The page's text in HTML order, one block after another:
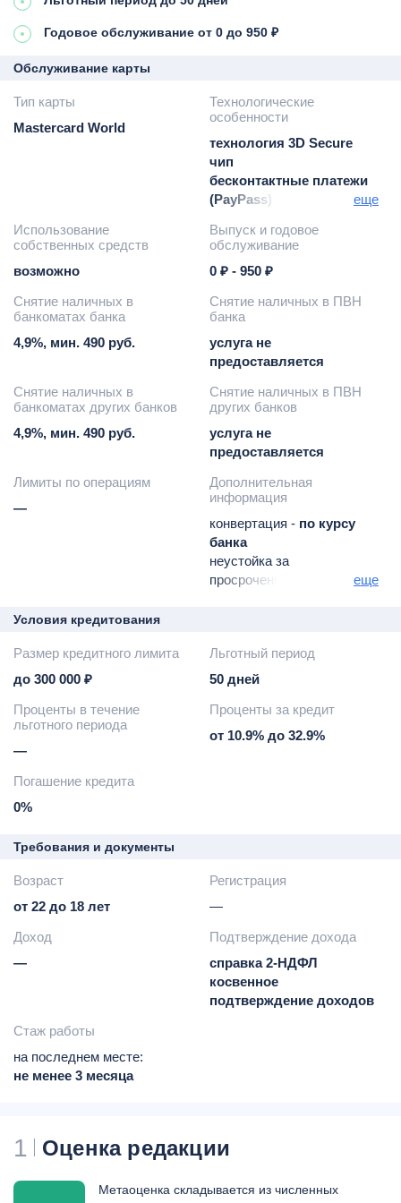
Годовое обслуживание от 0 до 950 ₽
Обслуживание карты
Тип карты
Mastercard World
Технологические
особенности
технология 3D Secure
чип
бесконтактные платежи
(PayPass)
проезда (БОП)
Apple Pay
оплата проезда в метро
и наземного городского
транспорта г. Москвы
еще
Использование
собственных средств
возможно
Выпуск и годовое
обслуживание
0 ₽ - 950 ₽
Снятие наличных в
банкоматах банка
4,9%, мин. 490 руб.
Снятие наличных в ПВН
банка
услуга не
предоставляется
Снятие наличных в
банкоматах других банков
4,9%, мин. 490 руб.
Снятие наличных в ПВН
других банков
услуга не
предоставляется
Лимиты по операциям
—
Дополнительная
информация
конвертация - по курсу
банка
неустойка за
просроченную
задолженности
транспортное приложение
руб. в месяц
СМС-информирование
еще
Условия кредитования
Размер кредитного лимита
до 300 000 ₽
Льготный период
50 дней
Проценты в течение
льготного периода
—
Проценты за кредит
от 10.9% до 32.9%
Погашение кредита
0%
Требования и документы
Возраст
от 22 до 18 лет
Регистрация
—
Доход
—
Подтверждение дохода
справка 2-НДФЛ
косвенное
подтверждение доходов
Стаж работы
на последнем месте:
не менее 3 месяца
1 Оценка редакции
Метаоценка складывается из численных